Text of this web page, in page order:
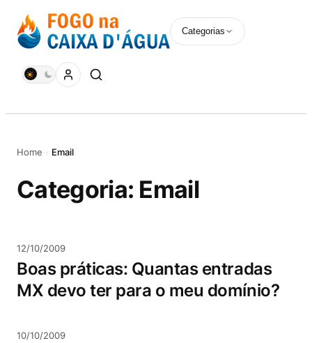
Pular
para
Categorias
Home Email
Categoria: Email
12/10/2009
Boas práticas: Quantas entradas
MX devo ter para o meu domínio?
10/10/2009